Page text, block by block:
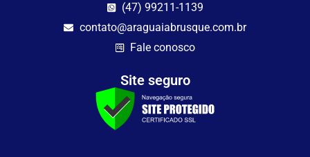
(47) 99211-1139
contato@araguaiabrusque.com.br
Fale conosco
Site seguro